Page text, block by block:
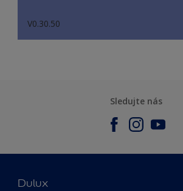
V0.30.50
Sledujte nás
Dulux